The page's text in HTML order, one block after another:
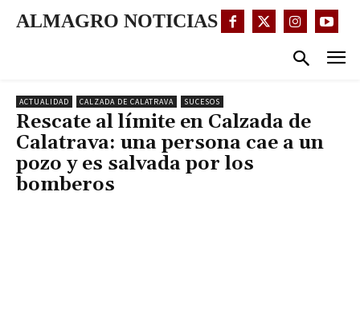
ALMAGRO NOTICIAS
ACTUALIDAD CALZADA DE CALATRAVA SUCESOS
Rescate al límite en Calzada de
Calatrava: una persona cae a un
pozo y es salvada por los
bomberos